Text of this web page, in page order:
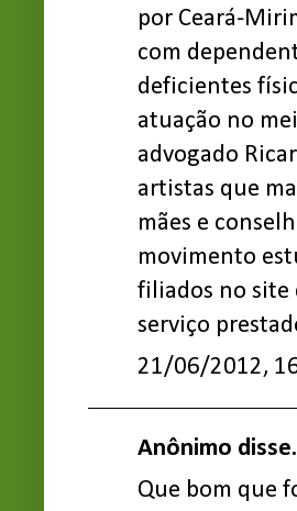
por Ceará-
com
deficientes
atuação no
advogado
artistas que
mães e
movimento
filiados no site
serviço
21/06/2012,
Anônimo
Que bom que